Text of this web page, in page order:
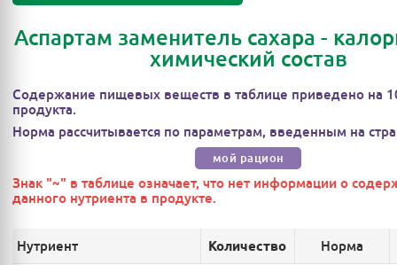
Аспартам заменитель сахара -
химический состав
Содержание пищевых веществ в таблице приведено на
продукта.
Норма рассчитывается по параметрам, введенным на
мой рацион
Знак "~" в таблице означает, что нет информации о
данного нутриента в продукте.
Нутриент Количество Норма